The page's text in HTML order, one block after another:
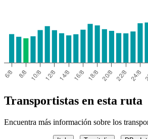
Transportistas en esta ruta
Encuentra más información sobre los